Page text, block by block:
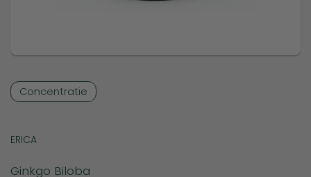
Concentratie
ERICA
Ginkgo Biloba